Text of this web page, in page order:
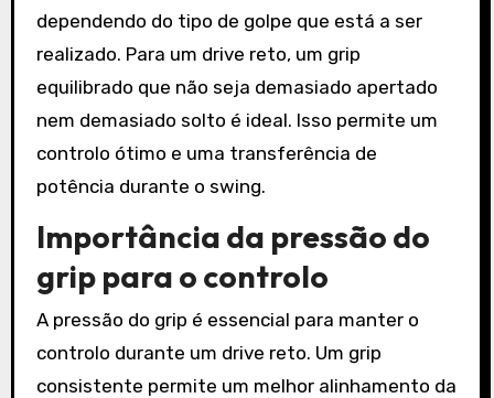
dependendo do tipo de golpe que está a ser
realizado. Para um drive reto, um grip
equilibrado que não seja demasiado apertado
nem demasiado solto é ideal. Isso permite um
controlo ótimo e uma transferência de
potência durante o swing.
Importância da pressão do
grip para o controlo
A pressão do grip é essencial para manter o
controlo durante um drive reto. Um grip
consistente permite um melhor alinhamento da